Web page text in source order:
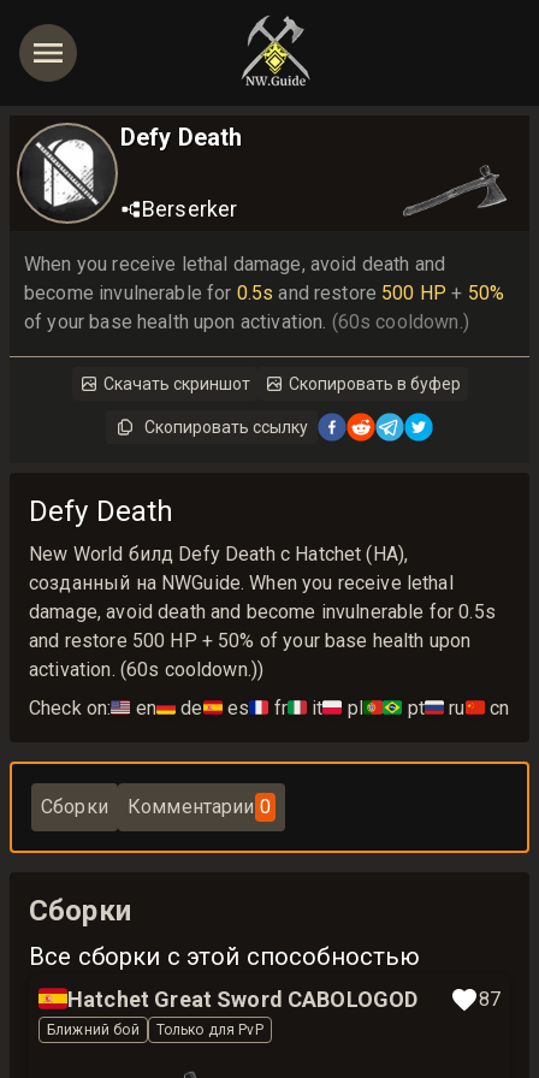
Defy Death
Berserker
When you receive lethal damage, avoid death and
become invulnerable for 0.5s and restore 500 HP + 50%
of your base health upon activation. (60s cooldown.)
Скачать скриншот Скопировать в буфер
Скопировать ссылку
Defy Death
New World билд Defy Death с Hatchet (HA),
созданный на NWGuide. When you receive lethal
damage, avoid death and become invulnerable for 0.5s
and restore 500 HP + 50% of your base health upon
activation. (60s cooldown.))
Check on:🇺🇸 en🇩🇪 de🇪🇸 es🇫🇷 fr🇮🇹 it🇵🇱 pl🇵🇹🇧🇷 pt🇷🇺 ru🇨🇳 cn
Сборки Комментарии 0
Сборки
Все сборки с этой способностью
🇪🇸Hatchet Great Sword CABOLOGOD 87
Ближний бой Только для PvP